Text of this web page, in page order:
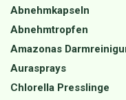
Abnehmkapseln
Abnehmtropfen
Amazonas
Aurasprays
Chlorella Presslinge